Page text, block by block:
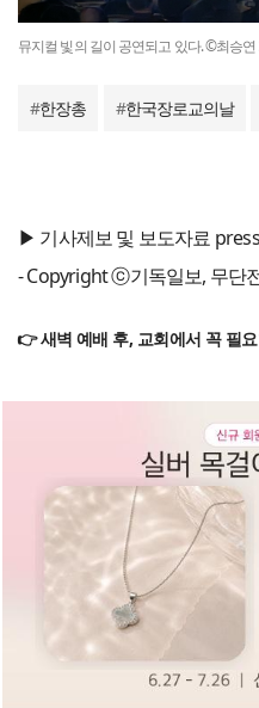
뮤지컬 빛의 길이 공연되고 있다. ©최승연
#한장총 #한국장로교의날
▶ 기사제보 및 보도자료
- Copyright ⓒ기독일보, 무단
👉 새벽 예배 후, 교회에서 꼭 필